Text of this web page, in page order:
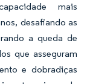
mais
desafiando as
a queda de
que asseguram
e dobradiças